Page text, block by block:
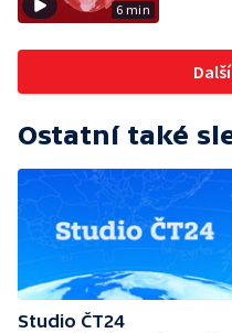
6 min
Ostatní také
Studio ČT24